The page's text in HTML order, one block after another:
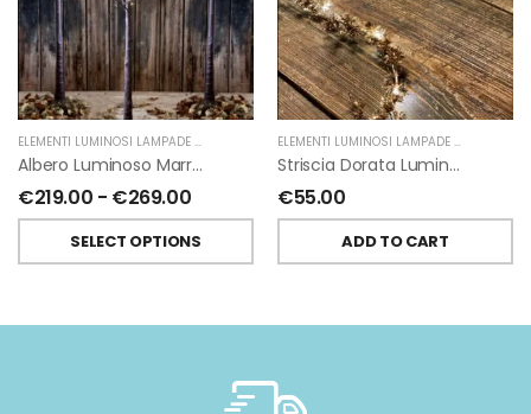
ELEMENTI LUMINOSI LAMPADE E LED ,FIORIRA' UN GIARDINO
Albero Luminoso Marrone Interno-Esterno Di Fiorirà Un Giardino
€219.00 - €269.00
SELECT OPTIONS
ELEMENTI LUMINOSI LAMPADE E LED
Striscia Dorata Luminosa 20 Led Usb Powerbank 180 Cm
€55.00
ADD TO CART